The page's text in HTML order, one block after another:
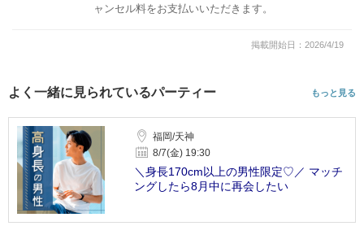
ャンセル料をお支払いいただきます。
掲載開始日：2026/4/19
よく一緒に見られているパーティー もっと見る
福岡/天神
8/7(金) 19:30
＼身長170cm以上の男性限定♡／ マッチ
ングしたら8月中に再会したい